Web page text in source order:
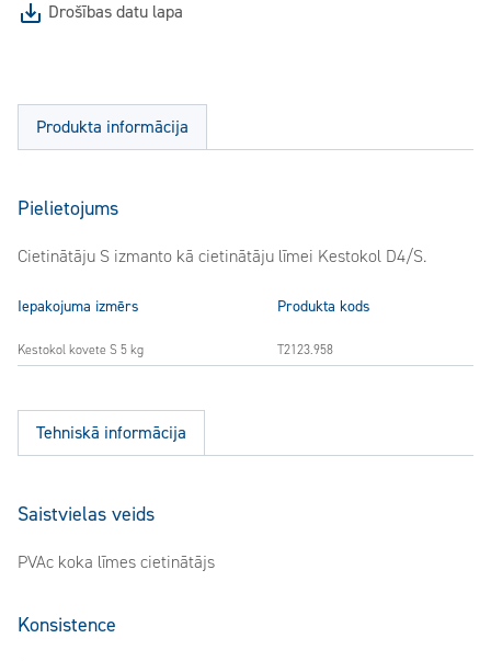
Drošības datu lapa
Produkta informācija
Pielietojums
Cietinātāju S izmanto kā cietinātāju līmei Kestokol D4/S.
Iepakojuma izmērs Produkta kods
Kestokol kovete S 5 kg T2123.958
Tehniskā informācija
Saistvielas veids
PVAc koka līmes cietinātājs
Konsistence